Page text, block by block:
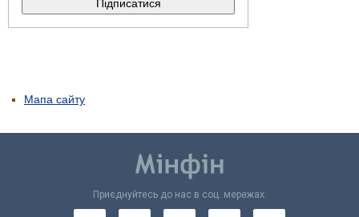
Мапа сайту
Приєднуйтесь до нас в соц. мережах: